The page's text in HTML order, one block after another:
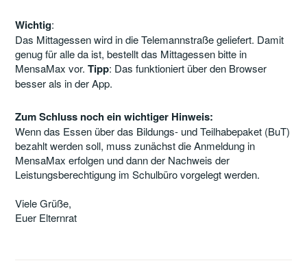
Wichtig:
Das Mittagessen wird in die Telemannstraße geliefert. Damit
genug für alle da ist, bestellt das Mittagessen bitte in
MensaMax vor.Tipp: Das funktioniert über den Browser
besser als in der App.
Zum Schluss noch ein wichtiger Hinweis:
Wenn das Essen über das Bildungs- und Teilhabepaket (BuT)
bezahlt werden soll, muss zunächst die Anmeldung in
MensaMax erfolgen und dann der Nachweis der
Leistungsberechtigung im Schulbüro vorgelegt werden.
Viele Grüße,
Euer Elternrat